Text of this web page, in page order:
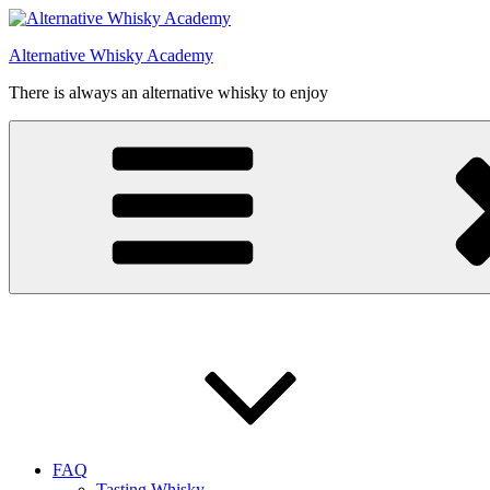
Videre
indhold
Alternative Whisky Academy
There is always an alternative whisky to enjoy
FAQ